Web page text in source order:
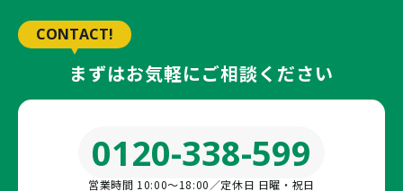
CONTACT!
まずはお気軽にご相談ください
0120-338-599
営業時間 10:00〜18:00／定休日 日曜・祝日